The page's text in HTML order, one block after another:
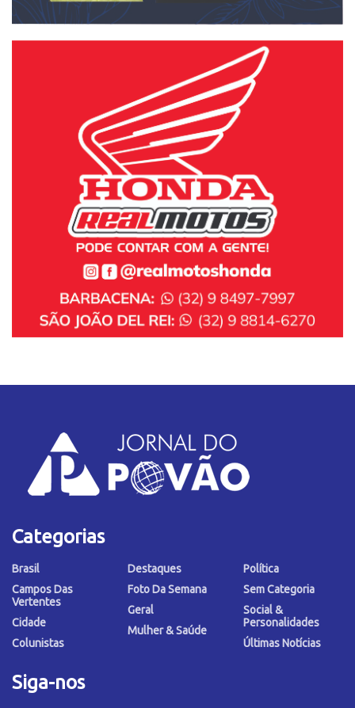
Categorias
Brasil
Campos Das
Vertentes
Cidade
Colunistas
Destaques
Foto Da Semana
Geral
Mulher & Saúde
Política
Sem Categoria
Social &
Personalidades
Últimas Notícias
Siga-nos